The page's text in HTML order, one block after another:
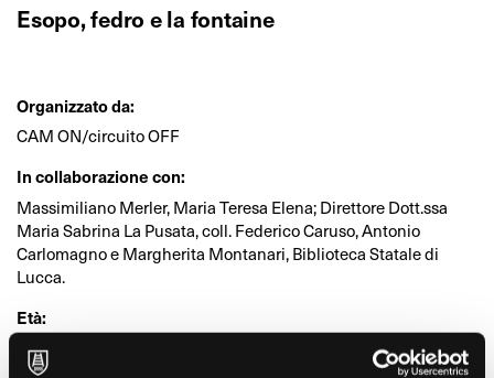
Esopo, fedro e la fontaine
Organizzato da:
CAM ON/circuito OFF
In collaborazione con:
Massimiliano Merler, Maria Teresa Elena; Direttore Dott.ssa
Maria Sabrina La Pusata, coll. Federico Caruso, Antonio
Carlomagno e Margherita Montanari, Biblioteca Statale di
Lucca.
Età:
Bambini, Ragazzi, Adulti